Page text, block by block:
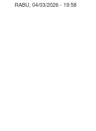
RABU, 04/03/2026 - 19:58